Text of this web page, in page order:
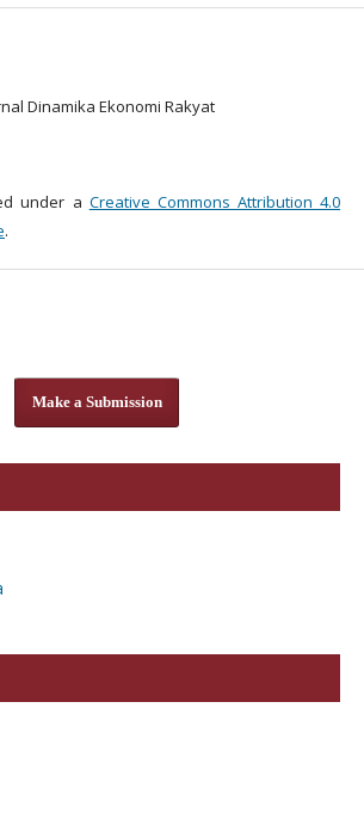
Dinamika Ekonomi Rakyat
under a Creative Commons Attribution 4.0
.
Make a Submission